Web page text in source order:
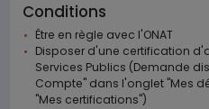
Conditions
Être en règle avec l'ONAT
Disposer d'une certification
Services Publics (Demande
Compte" dans l'onglet "Mes
"Mes certifications")